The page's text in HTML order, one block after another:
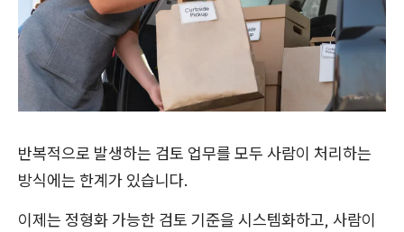
반복적으로 발생하는 검토 업무를 모두 사람이 처리하는
방식에는 한계가 있습니다.
이제는 정형화 가능한 검토 기준을 시스템화하고, 사람이